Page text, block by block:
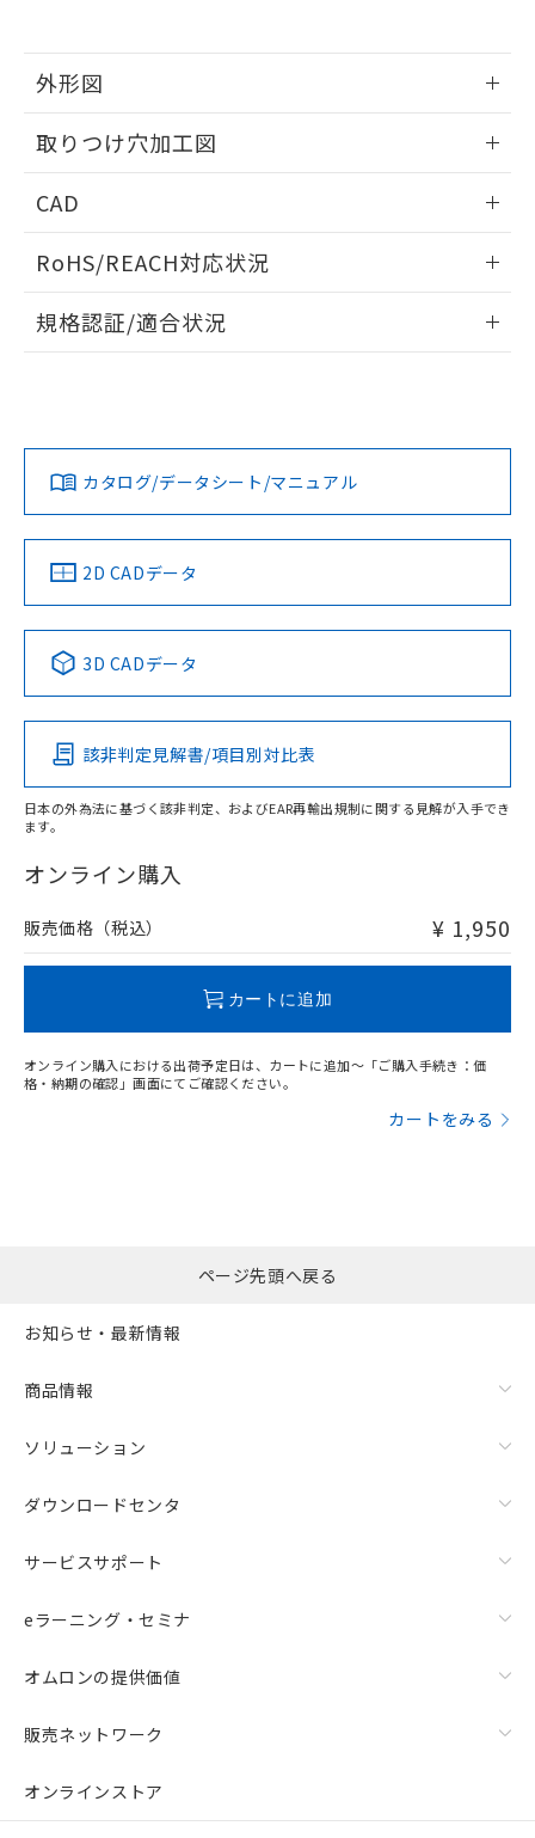
外形図
取りつけ穴加工図
CAD
ドすることができます。
ログイン/会員登録
ダウンロードデータをご利用いただく前に、以下を必ずお読
みください。
ソフトウェアの使用条件
RoHS/REACH対応状況
EU RoHS 注意事項・凡例
対応済み
中国 RoHS 注意事項・凡例
Pb Hg Cd Cr(VI)
O
在庫等で未対応品が混在する可能性があります。
問い合わせください。
規格認証/適合状況
LR型式承認
（イギリス
船舶規格）
DNV型式承認
（ノルウェー
BV型式承認
（フランス
KR型式
（韓国
No No No No
この製品の規格認証/適合状況ページへ
その他の認証はこちらのページからご検索ください
カタログ/データシート/マニュアル
2D CADデータ
3D CADデータ
該非判定見解書/項目別対比表
日本の外為法に基づく該非判定、およびEAR再輸出規制に関する見解が入手でき
ます。
オンライン購入
販売価格（税込） ¥ 1,950
カートに追加
オンライン購入における出荷予定日は、カートに追加～「ご購入手続き：価
格・納期の確認」画面にてご確認ください。
カートをみる
品・サービスに関するお客様との取
の共同利用に関して"
用者の範囲」に記載されている法人を
EU RoHS指令（10物質）の非含有証明書
51物質の非含有証明書（当社基準）
※本証明書は発行日時点で非含有を証明す
物質の対応では、対応完了までの期間は出
荷製品に未対応品が混在することから備考
欄に対応日を記載しておりました。
既に当社にて対応品への在庫切替を完了
ページ先頭へ戻る
お知らせ・最新情報
商品情報
ソリューション
ダウンロードセンタ
サービスサポート
eラーニング・セミナ
オムロンの提供価値
販売ネットワーク
オンラインストア